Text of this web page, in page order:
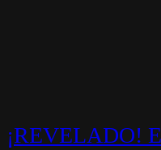
¡REVELADO!